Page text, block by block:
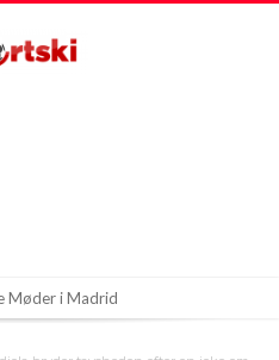
Møder i Madrid